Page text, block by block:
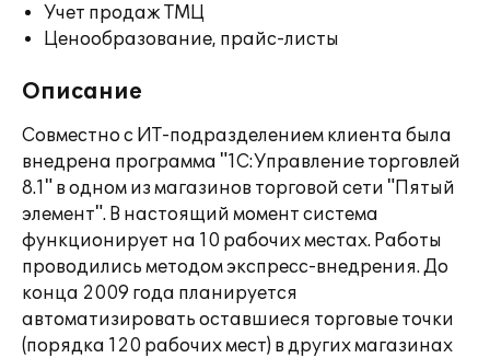
Учет продаж ТМЦ
Ценообразование, прайс-листы
Описание
Совместно с ИТ-подразделением клиента была
внедрена программа "1С:Управление торговлей
8.1" в одном из магазинов торговой сети "Пятый
элемент". В настоящий момент система
функционирует на 10 рабочих местах. Работы
проводились методом экспресс-внедрения. До
конца 2009 года планируется
автоматизировать оставшиеся торговые точки
(порядка 120 рабочих мест) в других магазинах